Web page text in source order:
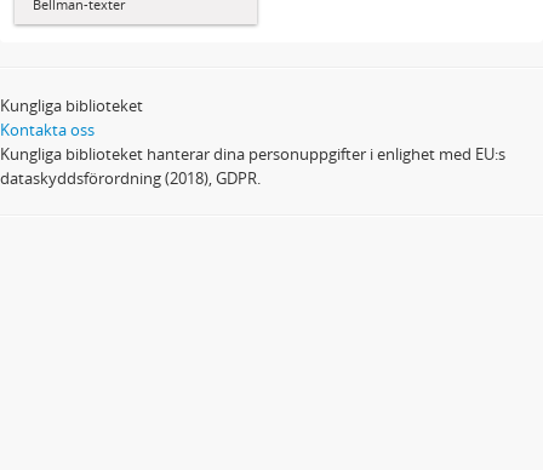
Bellman-texter
Kungliga biblioteket
Kontakta oss
Kungliga biblioteket hanterar dina personuppgifter i enlighet med EU:s
dataskyddsförordning (2018), GDPR.